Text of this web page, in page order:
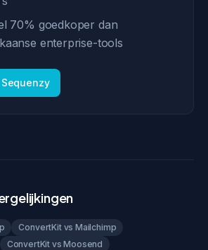
70% goedkoper dan
enterprise-tools
ConvertKit vs Mailchimp
ConvertKit vs Moosend